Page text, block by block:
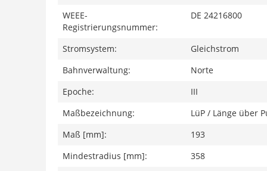
WEEE-
Registrierungsnummer:
DE 24216800
Stromsystem:
Gleichstrom
Bahnverwaltung:
Norte
Epoche:
III
Maßbezeichnung:
LüP / Länge über
Maß [mm]:
193
Mindestradius [mm]:
358